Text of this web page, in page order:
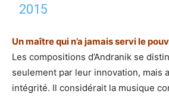
2015
Un maître qui n’a jamais servi le
Les compositions d’Andranik se
seulement par leur innovation, mais
intégrité. Il considérait la musique